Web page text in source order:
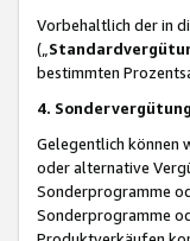
Vorbehaltlich der in
(„
bestimmten
4.
Gelegentlich können
oder alternative
Sonderprogramme
Sonderprogramme